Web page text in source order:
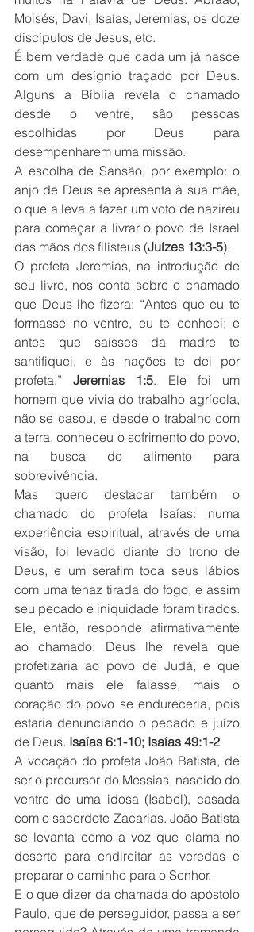
Moisés, Davi, Isaías, Jeremias, os doze
discípulos de Jesus, etc.
É bem verdade que cada um já nasce
com um desígnio traçado por Deus.
Alguns a Bíblia revela o chamado
desde o ventre, são pessoas
escolhidas por Deus para
desempenharem uma missão.
A escolha de Sansão, por exemplo: o
anjo de Deus se apresenta à sua mãe,
o que a leva a fazer um voto de nazireu
para começar a livrar o povo de Israel
das mãos dos filisteus (Juízes 13:3-5).
O profeta Jeremias, na introdução de
seu livro, nos conta sobre o chamado
que Deus lhe fizera: “Antes que eu te
formasse no ventre, eu te conheci; e
antes que saísses da madre te
santifiquei, e às nações te dei por
profeta.” Jeremias 1:5. Ele foi um
homem que vivia do trabalho agrícola,
não se casou, e desde o trabalho com
a terra, conheceu o sofrimento do povo,
na busca do alimento para
sobrevivência.
Mas quero destacar também o
chamado do profeta Isaías: numa
experiência espiritual, através de uma
visão, foi levado diante do trono de
Deus, e um serafim toca seus lábios
com uma tenaz tirada do fogo, e assim
seu pecado e iniquidade foram tirados.
Ele, então, responde afirmativamente
ao chamado: Deus lhe revela que
profetizaria ao povo de Judá, e que
quanto mais ele falasse, mais o
coração do povo se endureceria, pois
estaria denunciando o pecado e juízo
de Deus. Isaías 6:1-10; Isaías 49:1-2
A vocação do profeta João Batista, de
ser o precursor do Messias, nascido do
ventre de uma idosa (Isabel), casada
com o sacerdote Zacarias. João Batista
se levanta como a voz que clama no
deserto para endireitar as veredas e
preparar o caminho para o Senhor.
E o que dizer da chamada do apóstolo
Paulo, que de perseguidor, passa a ser